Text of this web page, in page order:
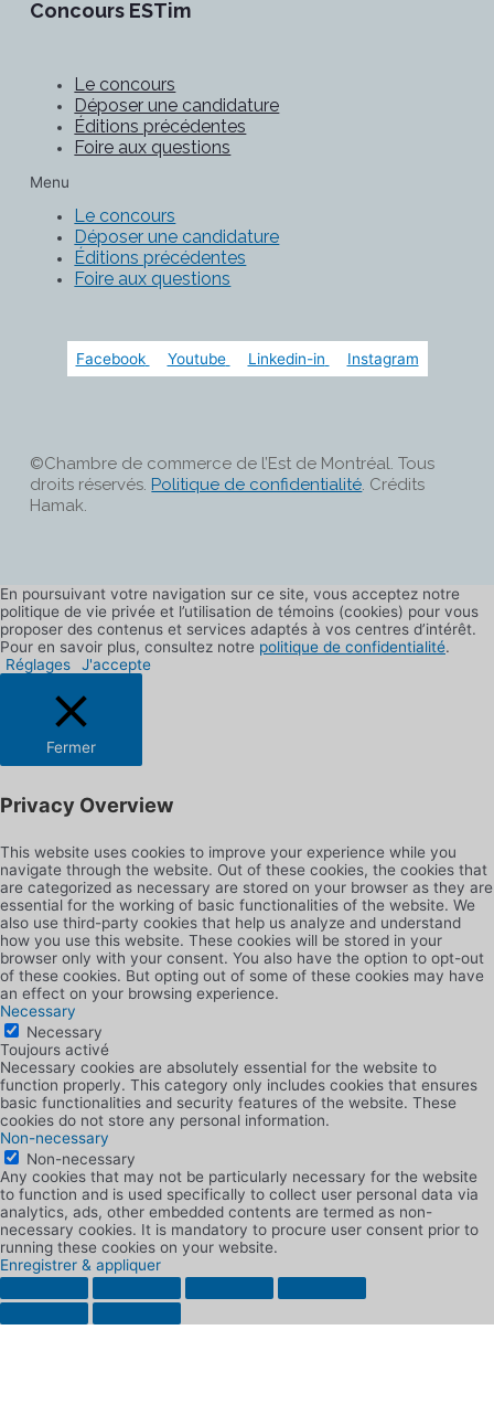
Concours ESTim
Le concours
Déposer une candidature
Éditions précédentes
Foire aux questions
Menu
Le concours
Déposer une candidature
Éditions précédentes
Foire aux questions
Facebook Youtube Linkedin-in Instagram
©Chambre de commerce de l’Est de Montréal. Tous
droits réservés. Politique de confidentialité. Crédits
Hamak.
En poursuivant votre navigation sur ce site, vous acceptez notre
politique de vie privée et l’utilisation de témoins (cookies) pour vous
proposer des contenus et services adaptés à vos centres d’intérêt.
Pour en savoir plus, consultez notre politique de confidentialité.
Réglages
J'accepte
Fermer
Privacy Overview
This website uses cookies to improve your experience while you
navigate through the website. Out of these cookies, the cookies that
are categorized as necessary are stored on your browser as they are
essential for the working of basic functionalities of the website. We
also use third-party cookies that help us analyze and understand
how you use this website. These cookies will be stored in your
browser only with your consent. You also have the option to opt-out
of these cookies. But opting out of some of these cookies may have
an effect on your browsing experience.
Necessary
Necessary
Toujours activé
Necessary cookies are absolutely essential for the website to
function properly. This category only includes cookies that ensures
basic functionalities and security features of the website. These
cookies do not store any personal information.
Non-necessary
Non-necessary
Any cookies that may not be particularly necessary for the website
to function and is used specifically to collect user personal data via
analytics, ads, other embedded contents are termed as non-
necessary cookies. It is mandatory to procure user consent prior to
running these cookies on your website.
Enregistrer & appliquer